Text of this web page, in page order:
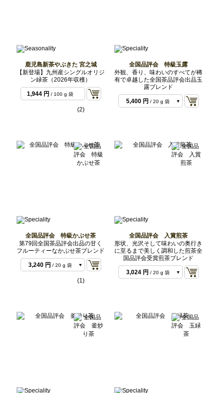
鹿児島新茶やぶきた 宮之城
【新登場】九州産シングルオリジ
ン緑茶（2026年収穫）
1,944 円 / 100 g 袋
(2)
全国品評会 特級玉露
外観、香り、味わいのすべてが稀
有で卓越した全国茶品評会出品玉
露ブレンド
5,400 円 / 20 g 袋
全国品評会 特級かぶせ茶
第79回全国茶品評会出品の甘く
フルーティーなかぶせ茶ブレンド
3,240 円 / 20 g 袋
(1)
全国品評会 入賞煎茶
形状、光沢そして味わいの奥行き
に至るまで美しく調和した煎茶全
国品評会受賞煎茶ブレンド
3,024 円 / 20 g 袋